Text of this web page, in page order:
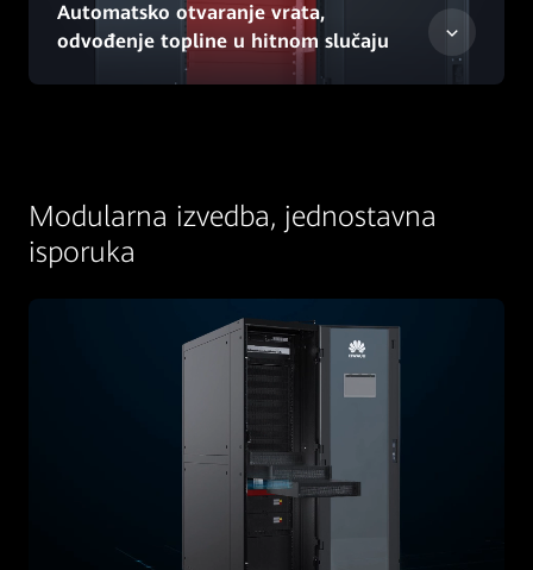
Automatsko otvaranje vrata,
odvođenje topline u hitnom slučaju
Modularna izvedba, jednostavna
isporuka